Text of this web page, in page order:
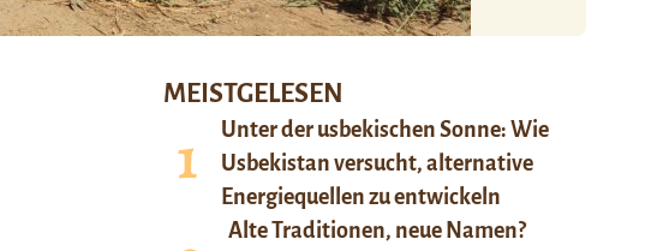
MEISTGELESEN
Unter der usbekischen Sonne: Wie
Usbekistan versucht, alternative
Energiequellen zu entwickeln
Alte Traditionen, neue Namen?